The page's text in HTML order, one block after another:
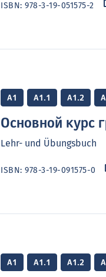
ISBN:978-3-19-051575-2
A1 A1.1 A1.2
Oсновной курс
Lehr- und Übungsbuch
ISBN:978-3-19-091575-0
A1 A1.1 A1.2